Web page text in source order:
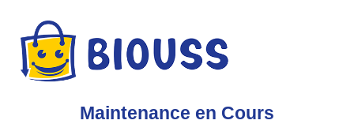
Maintenance en Cours